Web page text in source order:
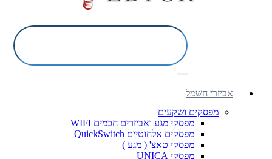
אביזרי חשמל
מפסקים ושקעים
מפסקי מגע ואביזרים חכמים WIFI
מפסקים אלחוטיים QuickSwitch
מפסקי טאצ' ( מגע )
מפסקי UNICA